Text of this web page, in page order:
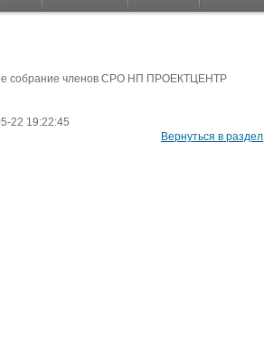
собрание членов СРО НП ПРОЕКТЦЕНТР
22 19:22:45
Вернуться в раздел